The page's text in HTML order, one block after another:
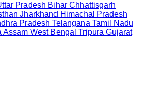
Pradesh Bihar Chhattisgarh
Jharkhand Himachal Pradesh
Pradesh Telangana Tamil Nadu
Assam West Bengal Tripura Gujarat